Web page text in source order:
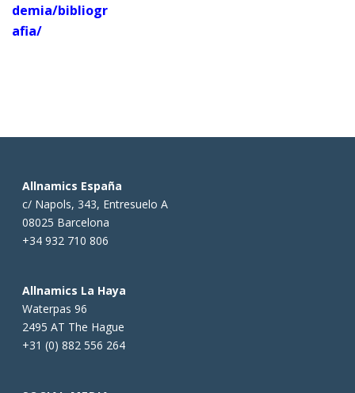
demia/bibliogr
afia/
Allnamics España
c/ Napols, 343, Entresuelo A
08025 Barcelona
+34 932 710 806
Allnamics La Haya
Waterpas 96
2495 AT The Hague
+31 (0) 882 556 264